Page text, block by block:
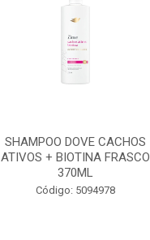
SHAMPOO DOVE CACHOS
ATIVOS + BIOTINA FRASCO
370ML
Código: 5094978